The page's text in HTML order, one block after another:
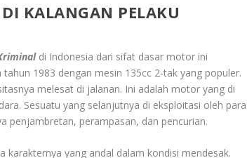
KALANGAN PELAKU
di Indonesia dari sifat dasar motor ini
1983 dengan mesin 135cc 2-tak yang populer.
melesat di jalanan. Ini adalah motor yang di
Sesuatu yang selanjutnya di eksploitasi oleh para
penjambretan, perampasan, dan pencurian.
karakternya yang andal dalam kondisi mendesak.